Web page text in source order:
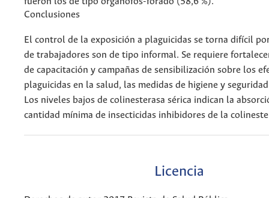
Conclusiones
El control de la exposición a plaguicidas se torna difícil
de trabajadores son de tipo informal. Se requiere
de capacitación y campañas de sensibilización sobre los
plaguicidas en la salud, las medidas de higiene y
Los niveles bajos de colinesterasa sérica indican la
cantidad mínima de insecticidas inhibidores de la
Licencia